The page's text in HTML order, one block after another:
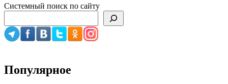
Системный поиск по сайту
Популярное